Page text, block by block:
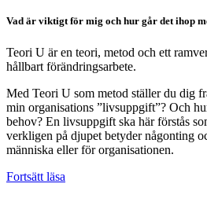
Vad är viktigt för mig och hur går det ihop
Teori U är en teori, metod och ett
hållbart förändringsarbete.
Med Teori U som metod ställer du dig
min organisations ”livsuppgift”? Och
behov? En livsuppgift ska här förstås
verkligen på djupet betyder någonting
människa eller för organisationen.
Fortsätt läsa